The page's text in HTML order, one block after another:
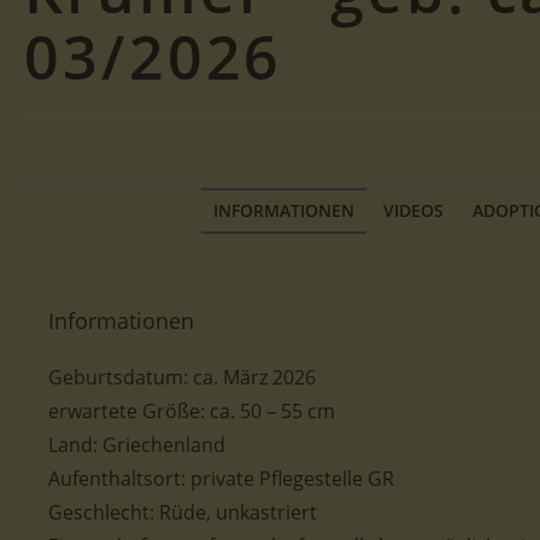
03/2026
INFORMATIONEN VIDEOS
Informationen
Geburtsdatum: ca. März 2026
erwartete Größe: ca. 50 – 55 cm
Land: Griechenland
Aufenthaltsort: private Pflegestelle GR
Geschlecht: Rüde, unkastriert